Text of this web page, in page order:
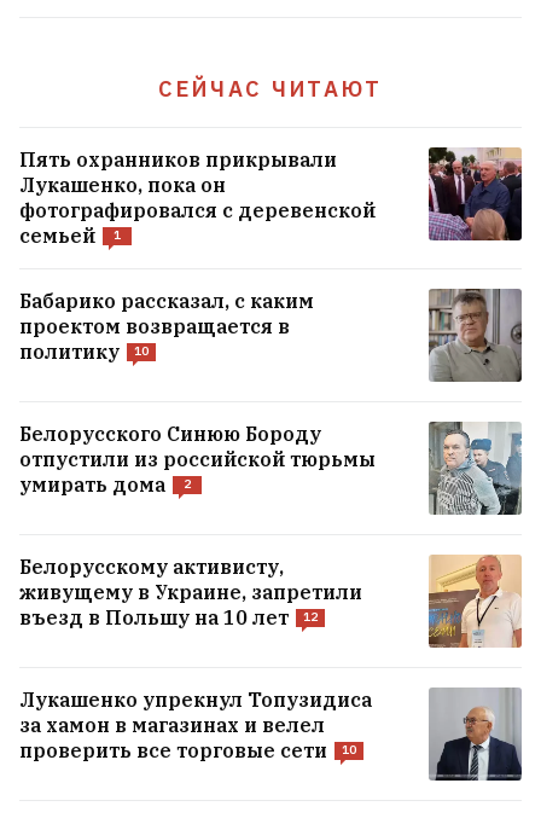
СЕЙЧАС ЧИТАЮТ
Пять охранников прикрывали
Лукашенко, пока он
фотографировался с деревенской
семьей
1
Бабарико рассказал, с каким
проектом возвращается в
политику
10
Белорусского Синюю Бороду
отпустили из российской тюрьмы
умирать дома
2
Белорусскому активисту,
живущему в Украине, запретили
въезд в Польшу на 10 лет
12
Лукашенко упрекнул Топузидиса
за хамон в магазинах и велел
проверить все торговые сети
10